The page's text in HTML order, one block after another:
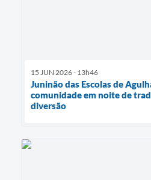
15 JUN 2026 - 13h46
Juninão das Escolas de
comunidade em noite de
diversão